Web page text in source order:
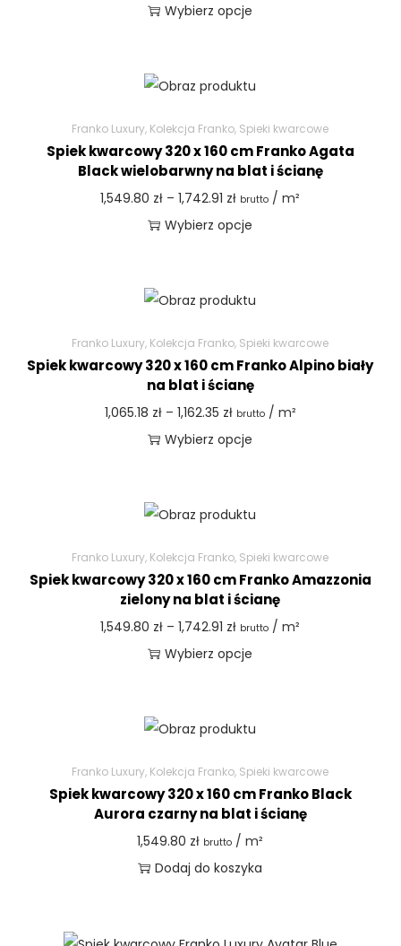
Wybierz opcje
Franko Luxury, Kolekcja Franko, Spieki kwarcowe
Spiek kwarcowy 320 x 160 cm Franko Agata
Black wielobarwny na blat i ścianę
1,549.80 zł – 1,742.91 zł brutto / m²
Wybierz opcje
Franko Luxury, Kolekcja Franko, Spieki kwarcowe
Spiek kwarcowy 320 x 160 cm Franko Alpino biały
na blat i ścianę
1,065.18 zł – 1,162.35 zł brutto/ m²
Wybierz opcje
Franko Luxury, Kolekcja Franko, Spieki kwarcowe
Spiek kwarcowy 320 x 160 cm Franko Amazzonia
zielony na blat i ścianę
1,549.80 zł – 1,742.91 zł brutto / m²
Wybierz opcje
Franko Luxury, Kolekcja Franko, Spieki kwarcowe
Spiek kwarcowy 320 x 160 cm Franko Black
Aurora czarny na blat i ścianę
1,549.80 zł brutto / m²
Dodaj do koszyka